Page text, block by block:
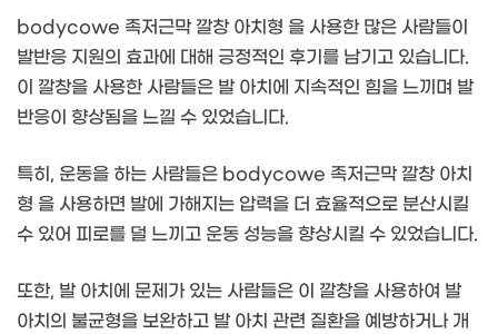
bodycowe 족저근막 깔창 아치형 을 사용한 많은 사람들이
발반응 지원의 효과에 대해 긍정적인 후기를 남기고 있습니다.
이 깔창을 사용한 사람들은 발 아치에 지속적인 힘을 느끼며 발
반응이 향상됨을 느낄 수 있었습니다.
특히, 운동을 하는 사람들은 bodycowe 족저근막 깔창 아치
형 을 사용하면 발에 가해지는 압력을 더 효율적으로 분산시킬
수 있어 피로를 덜 느끼고 운동 성능을 향상시킬 수 있었습니다.
또한, 발 아치에 문제가 있는 사람들은 이 깔창을 사용하여 발
아치의 불균형을 보완하고 발 아치 관련 질환을 예방하거나 개